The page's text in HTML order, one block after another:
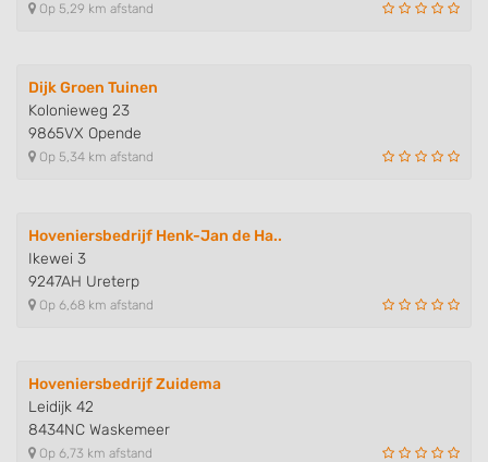
Op 5,29 km afstand
Dijk Groen Tuinen
Kolonieweg 23
9865VX Opende
Op 5,34 km afstand
Hoveniersbedrijf Henk-Jan de Ha..
Ikewei 3
9247AH Ureterp
Op 6,68 km afstand
Hoveniersbedrijf Zuidema
Leidijk 42
8434NC Waskemeer
Op 6,73 km afstand